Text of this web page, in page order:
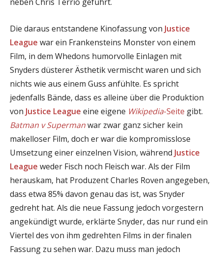
Die daraus entstandene Kinofassung von Justice
League war ein Frankensteins Monster von einem
Film, in dem Whedons humorvolle Einlagen mit
Snyders düsterer Ästhetik vermischt waren und sich
nichts wie aus einem Guss anfühlte. Es spricht
jedenfalls Bände, dass es alleine über die Produktion
von Justice League eine eigene Wikipedia-Seite gibt.
Batman v Supermanwar zwar ganz sicher kein
makelloser Film, doch er war die kompromisslose
Umsetzung einer einzelnen Vision, während Justice
League weder Fisch noch Fleisch war. Als der Film
herauskam, hat Produzent Charles Roven angegeben,
dass etwa 85% davon genau das ist, was Snyder
gedreht hat. Als die neue Fassung jedoch vorgestern
angekündigt wurde, erklärte Snyder, das nur rund ein
Viertel des von ihm gedrehten Films in der finalen
Fassung zu sehen war. Dazu muss man jedoch